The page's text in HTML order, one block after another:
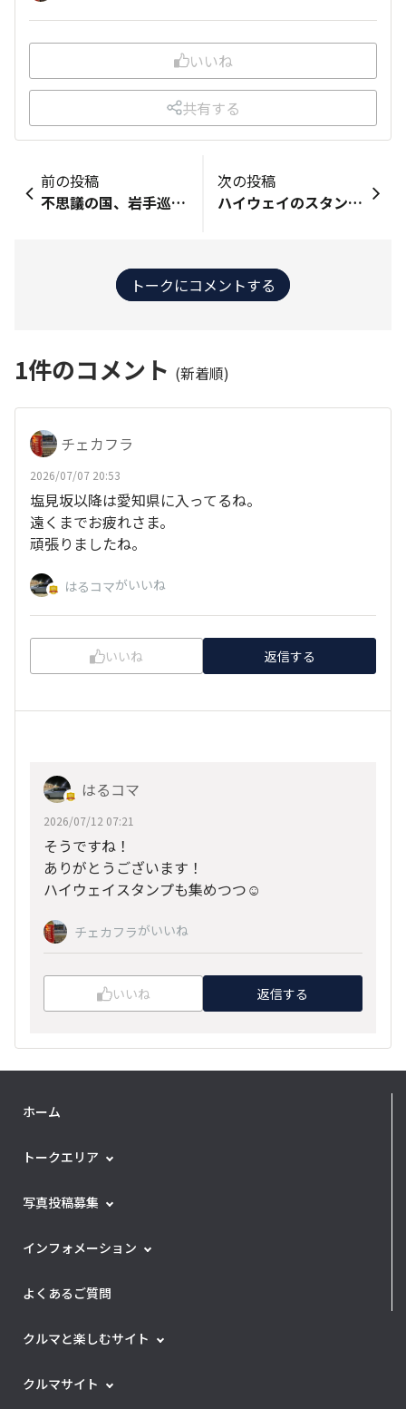
いいね
共有する
前の投稿
不思議の国、岩手巡り㉕𝐹𝑖𝑛.こんな旅も良いもんだ 🐢 ただいま〜 台風を無事やり過ごせたよ😊 (・­­--★) おかえりぃや 無事帰れてホンマ良かったなぁ 今日は帰れんかと思っとったで (・­­--・) うん、台風の進路次第では 秋保温泉にもう一泊するところだった😓 はい、お土産！ (・­­--✤) ありがとだっちゃ 三陸海岸はやっぱり海藻系が多いっちゃね〜 "まつも"って初めて聞く海藻だっちゃ あおさ海苔は天ぷらがオススメみたいだっちゃ (・­­--★) "北限の柚子"…❓ ほぅ 大船渡は柚子の木が育つ北限なんやな で、それを使うた塩っちゅうわけか 香りが良さそうやな😃 仙台牛タンシチューもええなぁ🤤 龍泉洞コーヒーに龍泉洞ビール、 特に地下水とは関係ないんか😅 秋保ビールは地元産のお米を使ったピルスナーか、こっちは 秋保ゆかりのビールやな どっちも 美味そうや おおきに！ (・­­--✤) お菓子も 面白い物が沢山あるっちゃ ドラゴンアイのポップコーン(青いポップコーン？)、宮古市 地元の定番キャラ「ヤギのイボンヌ｣のチーズせんべい、えびせんべい、柿の種牛タン味、遠野のモナカ、相馬のバターモナカ、龍泉洞マドレーヌ 🐢 宮古市のしあわせ牧場が発祥のキャラクター《ヤギのイボンヌ》 宮古市出身の友人曰く、地元では有名なキャラらしいよ ホテルの売店には イボンヌ柄の靴下まで売ってた😁 (・­­--・) 秋保神社の限定御朱印は 紙ではなくて檜の皮で出来ていて 季節ごとに絵柄が変わるそうだよ 紙ではない御朱印って初めて見たなぁ 峠ステッカーは 今回3枚ゲット👍 🐢 これから 人の少ない所に行く時は必携アイテムになりそうな「熊鈴｣ いい音してたし、結構遠くまで響くんだよね 🐢&amp;(・­­--・) 八幡平を平日にしたり、台風絡みで予定を前倒ししたりと効率を無視した旅でしたが 自分たちは これはコレで とても面白かったです 今回 行けなかった所へは またいつか…と思っています 最後までお付き合い下さり ありがとうございました m(_ _)m また、次の旅で👋 総走行距離 1,811.1km 消費燃料 78.7L 平均燃費 23.01km/L
次の投稿
ハイウェイのスタンプ集めもしました！ 上がり線と下り線SAとPAは必ず寄りました👍 SA・PAスタンプ 駿河湾沼津(上がり) 静岡(上がり) 中井(上がり) 鮎沢(下り・上がり) 藤枝(下り・上がり) 掛川(下り・上がり) 遠州森町(下り・上がり) 浜松(上がり)
トークにコメントする
1件のコメント (新着順)
チェカフラ
2026/07/07 20:53
塩見坂以降は愛知県に入ってるね。
遠くまでお疲れさま。
頑張りましたね。
はるコマがいいね
いいね 返信する
はるコマ
2026/07/12 07:21
そうですね！
ありがとうございます！
ハイウェイスタンプも集めつつ☺️
チェカフラがいいね
いいね 返信する
ホーム
トークエリア
写真投稿募集
インフォメーション
よくあるご質問
クルマと楽しむサイト
クルマサイト